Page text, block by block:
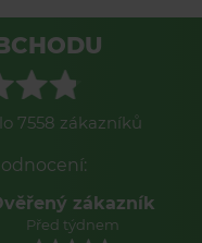
7558 zákazníků
zákazník
Před týdnem